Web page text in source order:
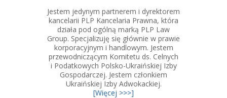
Jestem jedynym partnerem i dyrektorem
kancelarii PLP Kancelaria Prawna, która
działa pod ogólną marką PLP Law
Group. Specjalizuję się głównie w prawie
korporacyjnym i handlowym. Jestem
przewodniczącym Komitetu ds. Celnych
i Podatkowych Polsko-Ukraińskiej Izby
Gospodarczej. Jestem członkiem
Ukraińskiej Izby Adwokackiej.
[Więcej >>>]